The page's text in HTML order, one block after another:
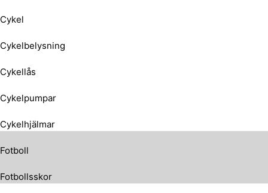
Cykel
Cykelbelysning
Cykellås
Cykelpumpar
Cykelhjälmar
Fotboll
Fotbollsskor